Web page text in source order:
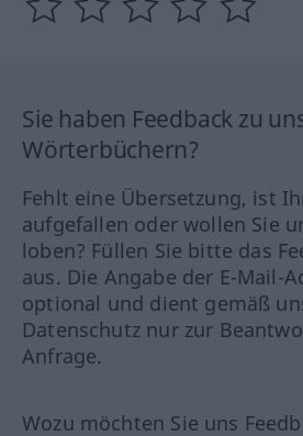
Sie haben Feedback zu
Wörterbüchern?
Fehlt eine Übersetzung, ist
aufgefallen oder wollen Sie
loben? Füllen Sie bitte das
aus. Die Angabe der E-Mail-
optional und dient gemäß
Datenschutz nur zur
Anfrage.
Wozu möchten Sie uns